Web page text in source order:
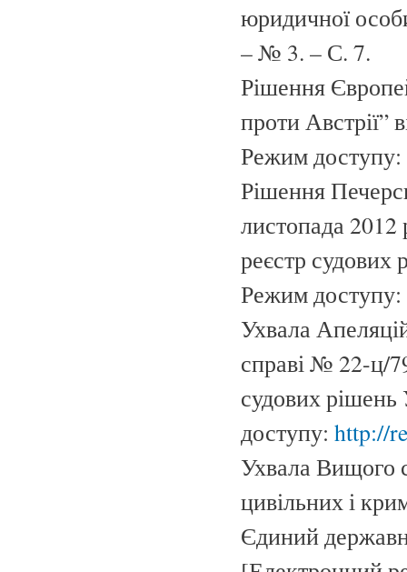
юридичної
– № 3. – С. 7.
Рішення
проти Австрії”
Режим доступу:
Рішення
листопада
реєстр
Режим доступу:
Ухвала
справі № 22-ц/
судових
доступу: http://
Ухвала Вищого
цивільних і
Єдиний